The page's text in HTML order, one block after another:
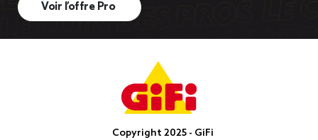
Voir l’offre Pro
Copyright 2025 - GiFi